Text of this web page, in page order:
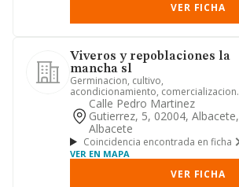
VER FICHA
Viveros y repoblaciones la
mancha sl
Germinacion, cultivo,
acondicionamiento, comercializacion
de arboles, plantas de todo tipo, asi
com...
Calle Pedro Martinez
Gutierrez, 5, 02004, Albacete,
Albacete
Coincidencia encontrada en ficha
VER EN MAPA
VER FICHA